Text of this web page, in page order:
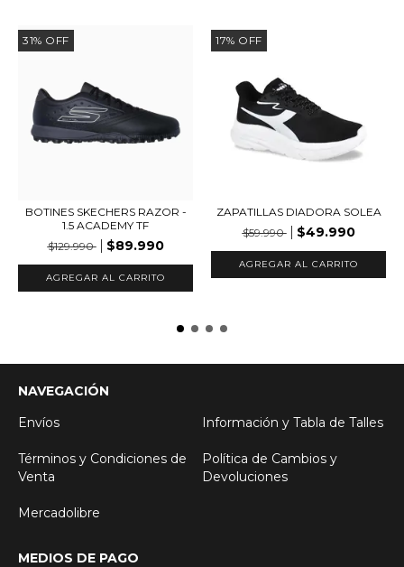
31% OFF
BOTINES SKECHERS RAZOR -
1.5 ACADEMY TF
$129.990
$89.990
AGREGAR AL CARRITO
17% OFF
ZAPATILLAS DIADORA SOLEA
$59.990
$49.990
AGREGAR AL CARRITO
NAVEGACIÓN
Envíos
Información y Tabla de Talles
Términos y Condiciones de
Venta
Política de Cambios y
Devoluciones
Mercadolibre
MEDIOS DE PAGO